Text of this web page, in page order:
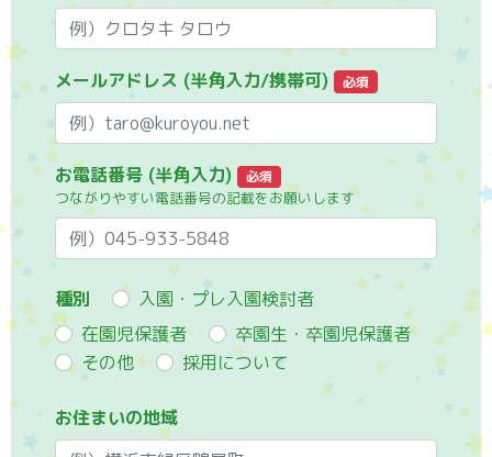
メールアドレス (半角入力/携帯可) 必須
お電話番号 (半角入力) 必須
つながりやすい電話番号の記載をお願いします
種別
入園・プレ入園検討者
在園児保護者
卒園生・卒園児保護者
その他
採用について
お住まいの地域